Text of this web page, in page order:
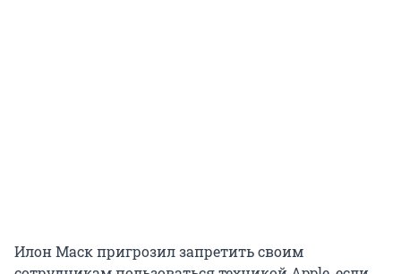
Илон Маск пригрозил запретить своим